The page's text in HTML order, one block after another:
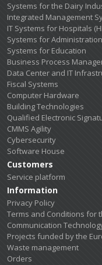
Systems for the Dairy
Integrated Management
IT Systems for Hospitals
Systems for Administration
Systems for Education
Business Process
Data Center and IT
Fiscal Systems
Computer Hardware
Building Technologies
Qualified Electronic
CMMS Agility
Cybersecurity
Software House
Customers
Service platform
Information
Privacy Policy
Terms and Conditions for
Communication
Projects funded by the
Waste management
Orders